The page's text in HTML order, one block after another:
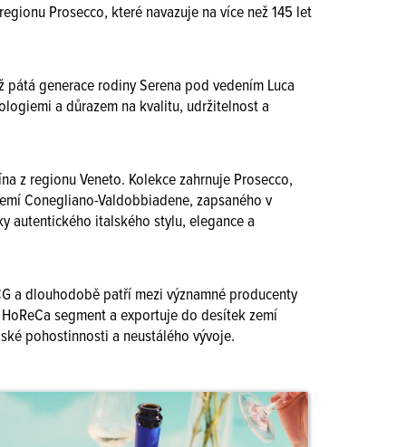
Prosecco, které navazuje na více než 145 let
generace rodiny Serena pod vedením Luca
a důrazem na kvalitu, udržitelnost a
z regionu Veneto. Kolekce zahrnuje Prosecco,
Conegliano-Valdobbiadene, zapsaného v
autentického italského stylu, elegance a
a dlouhodobě patří mezi významné producenty
segment a exportuje do desítek zemí
pohostinnosti a neustálého vývoje.